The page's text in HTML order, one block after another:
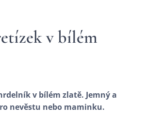
v bílém
v bílém zlatě. Jemný a
nevěstu nebo maminku.